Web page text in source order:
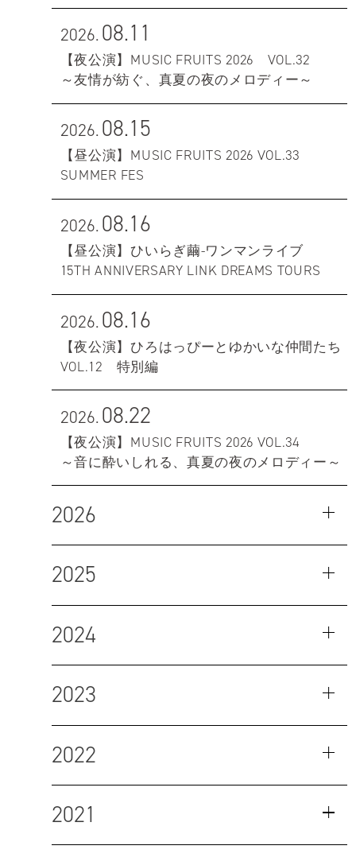
2026.08.11
【夜公演】MUSIC FRUITS 2026 VOL.32
～友情が紡ぐ、真夏の夜のメロディー～
2026.08.15
【昼公演】MUSIC FRUITS 2026 VOL.33
SUMMER FES
2026.08.16
【昼公演】ひいらぎ繭-ワンマンライブ
15TH ANNIVERSARY LINK DREAMS TOURS
2026.08.16
【夜公演】ひろはっぴーとゆかいな仲間たち
VOL.12 特別編
2026.08.22
【夜公演】MUSIC FRUITS 2026 VOL.34
～音に酔いしれる、真夏の夜のメロディー～
2026
2025
2024
2023
2022
2021